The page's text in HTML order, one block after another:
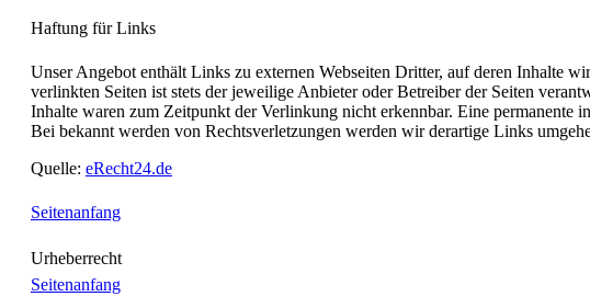
Haftung für Links
Unser Angebot enthält Links zu externen Webseiten Dritter, auf deren Inhalte
verlinkten Seiten ist stets der jeweilige Anbieter oder Betreiber der Seiten
Inhalte waren zum Zeitpunkt der Verlinkung nicht erkennbar. Eine permanente
Bei bekannt werden von Rechtsverletzungen werden wir derartige Links
Quelle: eRecht24.de
Seitenanfang
Urheberrecht
Seitenanfang